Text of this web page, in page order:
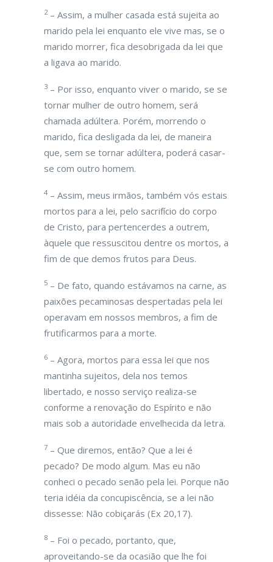
2– Assim, a mulher casada está sujeita ao
marido pela lei enquanto ele vive mas, se o
marido morrer, fica desobrigada da lei que
a ligava ao marido.
3 – Por isso, enquanto viver o marido, se se
tornar mulher de outro homem, será
chamada adúltera. Porém, morrendo o
marido, fica desligada da lei, de maneira
que, sem se tornar adúltera, poderá casar-
se com outro homem.
4 – Assim, meus irmãos, também vós estais
mortos para a lei, pelo sacrifício do corpo
de Cristo, para pertencerdes a outrem,
àquele que ressuscitou dentre os mortos, a
fim de que demos frutos para Deus.
5 – De fato, quando estávamos na carne, as
paixões pecaminosas despertadas pela lei
operavam em nossos membros, a fim de
frutificarmos para a morte.
6 – Agora, mortos para essa lei que nos
mantinha sujeitos, dela nos temos
libertado, e nosso serviço realiza-se
conforme a renovação do Espírito e não
mais sob a autoridade envelhecida da letra.
7 – Que diremos, então? Que a lei é
pecado? De modo algum. Mas eu não
conheci o pecado senão pela lei. Porque não
teria idéia da concupiscência, se a lei não
dissesse: Não cobiçarás (Ex 20,17).
8 – Foi o pecado, portanto, que,
aproveitando-se da ocasião que lhe foi